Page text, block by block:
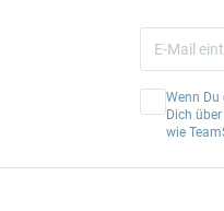
Wenn Du
Dich
wie